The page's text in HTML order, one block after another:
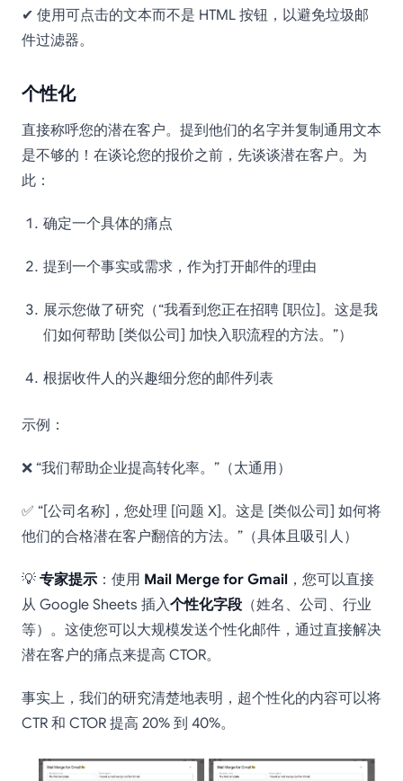
✔ 使用可点击的文本而不是 HTML 按钮，以避免垃圾邮
件过滤器。
个性化
直接称呼您的潜在客户。提到他们的名字并复制通用文本
是不够的！在谈论您的报价之前，先谈谈潜在客户。为
此：
确定一个具体的痛点
提到一个事实或需求，作为打开邮件的理由
展示您做了研究（“我看到您正在招聘 [职位]。这是我
们如何帮助 [类似公司] 加快入职流程的方法。”）
根据收件人的兴趣细分您的邮件列表
示例：
❌ “我们帮助企业提高转化率。”（太通用）
✅ “[公司名称]，您处理 [问题 X]。这是 [类似公司] 如何将
他们的合格潜在客户翻倍的方法。”（具体且吸引人）
💡 专家提示 ：使用 Mail Merge for Gmail ，您可以直接
从 Google Sheets 插入个性化字段 （姓名、公司、行业
等）。这使您可以大规模发送个性化邮件，通过直接解决
潜在客户的痛点来提高 CTOR。
事实上，我们的研究清楚地表明，超个性化的内容可以将
CTR 和 CTOR 提高 20% 到 40%。